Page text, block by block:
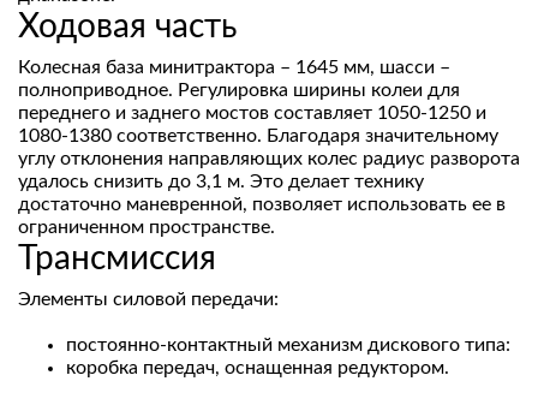
Ходовая часть
Колесная база минитрактора – 1645 мм, шасси –
полноприводное. Регулировка ширины колеи для
переднего и заднего мостов составляет 1050-1250 и
1080-1380 соответственно. Благодаря значительному
углу отклонения направляющих колес радиус разворота
удалось снизить до 3,1 м. Это делает технику
достаточно маневренной, позволяет использовать ее в
ограниченном пространстве.
Трансмиссия
Элементы силовой передачи:
постоянно-контактный механизм дискового типа:
коробка передач, оснащенная редуктором.